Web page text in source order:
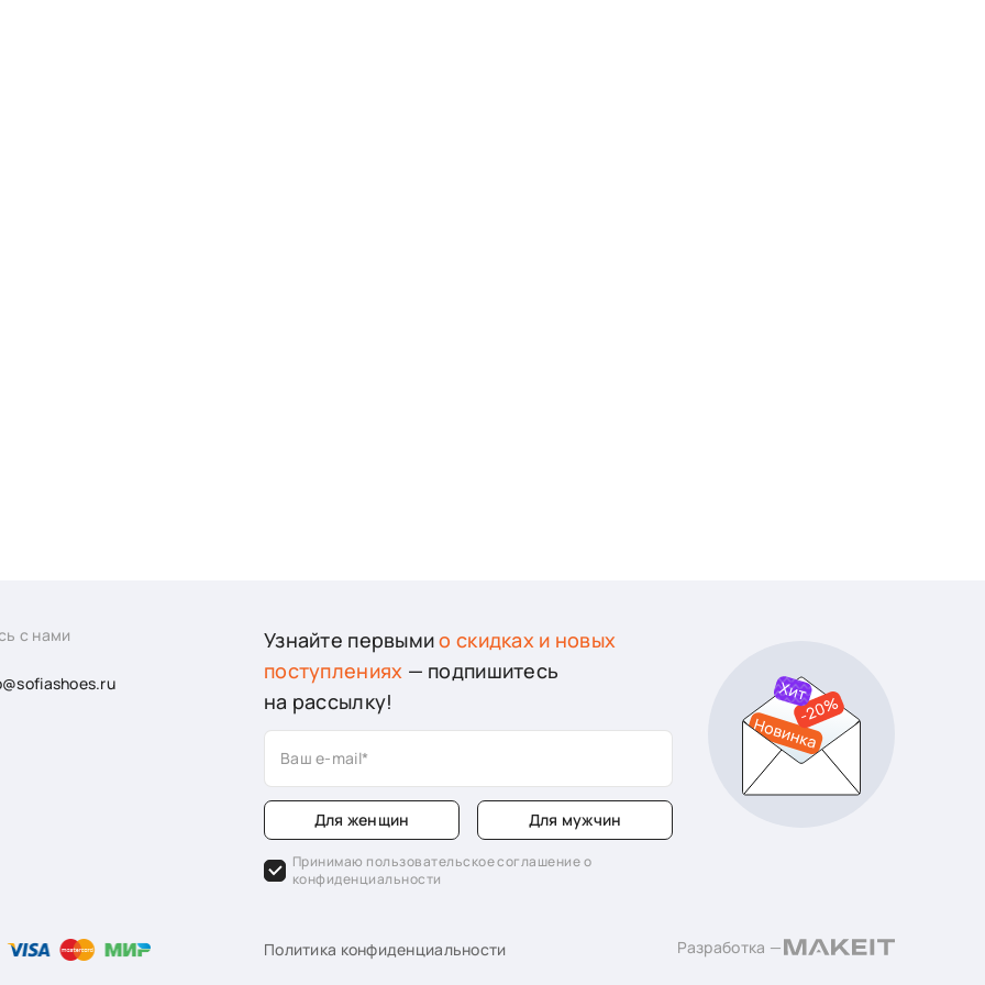
с нами Узнайте первымио скидках и новых
поступлениях — подпишитесь
на рассылку!
Ваш e-mail
Для женщин Для мужчин
Принимаю пользовательское соглашение о
конфиденциальности
Политика конфиденциальности Разработка —